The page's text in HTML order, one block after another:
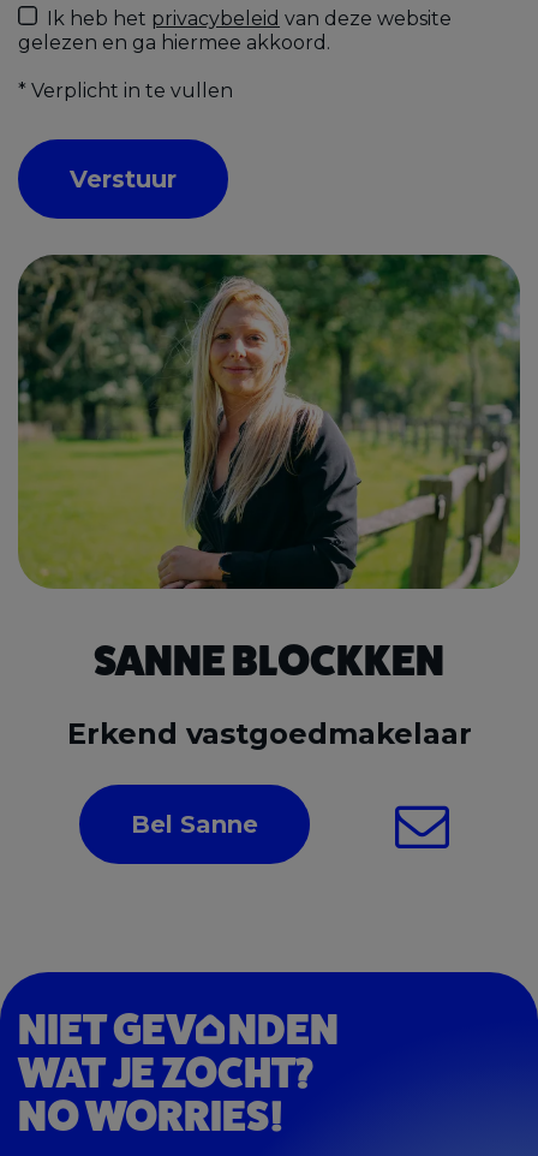
Ik heb het privacybeleid van deze website
gelezen en ga hiermee akkoord.
* Verplicht in te vullen
Verstuur
SANNE BLOCKKEN
Erkend vastgoedmakelaar
Bel Sanne
NIET GEV
NDEN
WAT JE ZOCHT?
NO WORRIES!